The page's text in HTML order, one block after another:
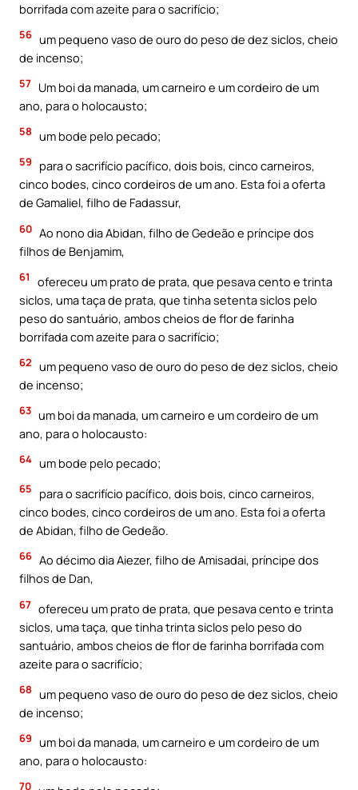
borrifada com azeite para o sacrifício;
56 um pequeno vaso de ouro do peso de dez siclos, cheio
de incenso;
57 Um boi da manada, um carneiro e um cordeiro de um
ano, para o holocausto;
58 um bode pelo pecado;
59
para o sacrifício pacífico, dois bois, cinco carneiros,
cinco bodes, cinco cordeiros de um ano. Esta foi a oferta
de Gamaliel, filho de Fadassur,
60 Ao nono dia Abidan, filho de Gedeão e príncipe dos
filhos de Benjamim,
61
ofereceu um prato de prata, que pesava cento e trinta
siclos, uma taça de prata, que tinha setenta siclos pelo
peso do santuário, ambos cheios de flor de farinha
borrifada com azeite para o sacrifício;
62 um pequeno vaso de ouro do peso de dez siclos, cheio
de incenso;
63 um boi da manada, um carneiro e um cordeiro de um
ano, para o holocausto:
64 um bode pelo pecado;
65
para o sacrifício pacífico, dois bois, cinco carneiros,
cinco bodes, cinco cordeiros de um ano. Esta foi a oferta
de Abidan, filho de Gedeão.
66 Ao décimo dia Aiezer, filho de Amisadai, príncipe dos
filhos de Dan,
67 ofereceu um prato de prata, que pesava cento e trinta
siclos, uma taça, que tinha trinta siclos pelo peso do
santuário, ambos cheios de flor de farinha borrifada com
azeite para o sacrifício;
68 um pequeno vaso de ouro do peso de dez siclos, cheio
de incenso;
69 um boi da manada, um carneiro e um cordeiro de um
ano, para o holocausto:
70